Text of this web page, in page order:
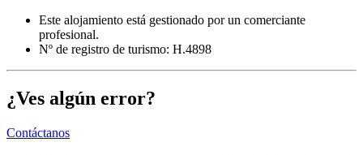
Este alojamiento está gestionado por un comerciante
profesional.
Nº de registro de turismo: H.4898
¿Ves algún error?
Contáctanos